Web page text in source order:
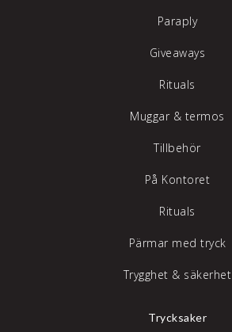
Paraply
Giveaways
Rituals
Muggar & termos
Tillbehör
På Kontoret
Rituals
Pärmar med tryck
Trygghet & säkerhet
Trycksaker